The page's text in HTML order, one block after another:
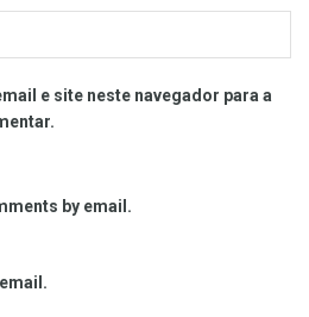
e site neste navegador para a
by email.